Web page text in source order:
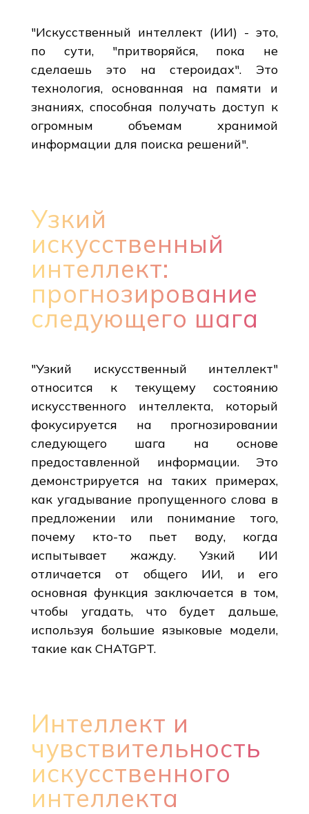
"Искусственный интеллект (ИИ) - это,
по сути, "притворяйся, пока не
сделаешь это на стероидах". Это
технология, основанная на памяти и
знаниях, способная получать доступ к
огромным объемам хранимой
информации для поиска решений".
Узкий
искусственный
интеллект:
прогнозирование
следующего шага
"Узкий искусственный интеллект"
относится к текущему состоянию
искусственного интеллекта, который
фокусируется на прогнозировании
следующего шага на основе
предоставленной информации. Это
демонстрируется на таких примерах,
как угадывание пропущенного слова в
предложении или понимание того,
почему кто-то пьет воду, когда
испытывает жажду. Узкий ИИ
отличается от общего ИИ, и его
основная функция заключается в том,
чтобы угадать, что будет дальше,
используя большие языковые модели,
такие как CHATGPT.
Интеллект и
чувствительность
искусственного
интеллекта